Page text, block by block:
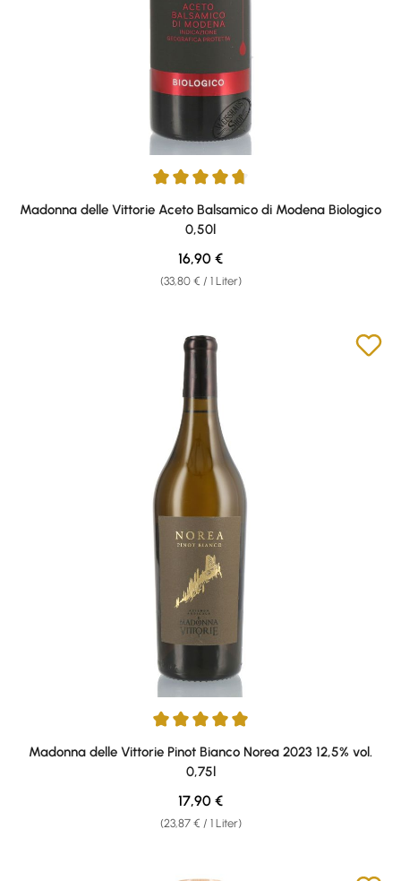
Durchschnittliche Bewertung von 4.8 von 5 Sternen
Madonna delle Vittorie Aceto Balsamico di Modena Biologico
0,50l
(33,80 € / 1 Liter)
Regulärer Preis:
16,90 €
Durchschnittliche Bewertung von 5 von 5 Sternen
Madonna delle Vittorie Pinot Bianco Norea 2023 12,5% vol.
0,75l
(23,87 € / 1 Liter)
Regulärer Preis:
17,90 €